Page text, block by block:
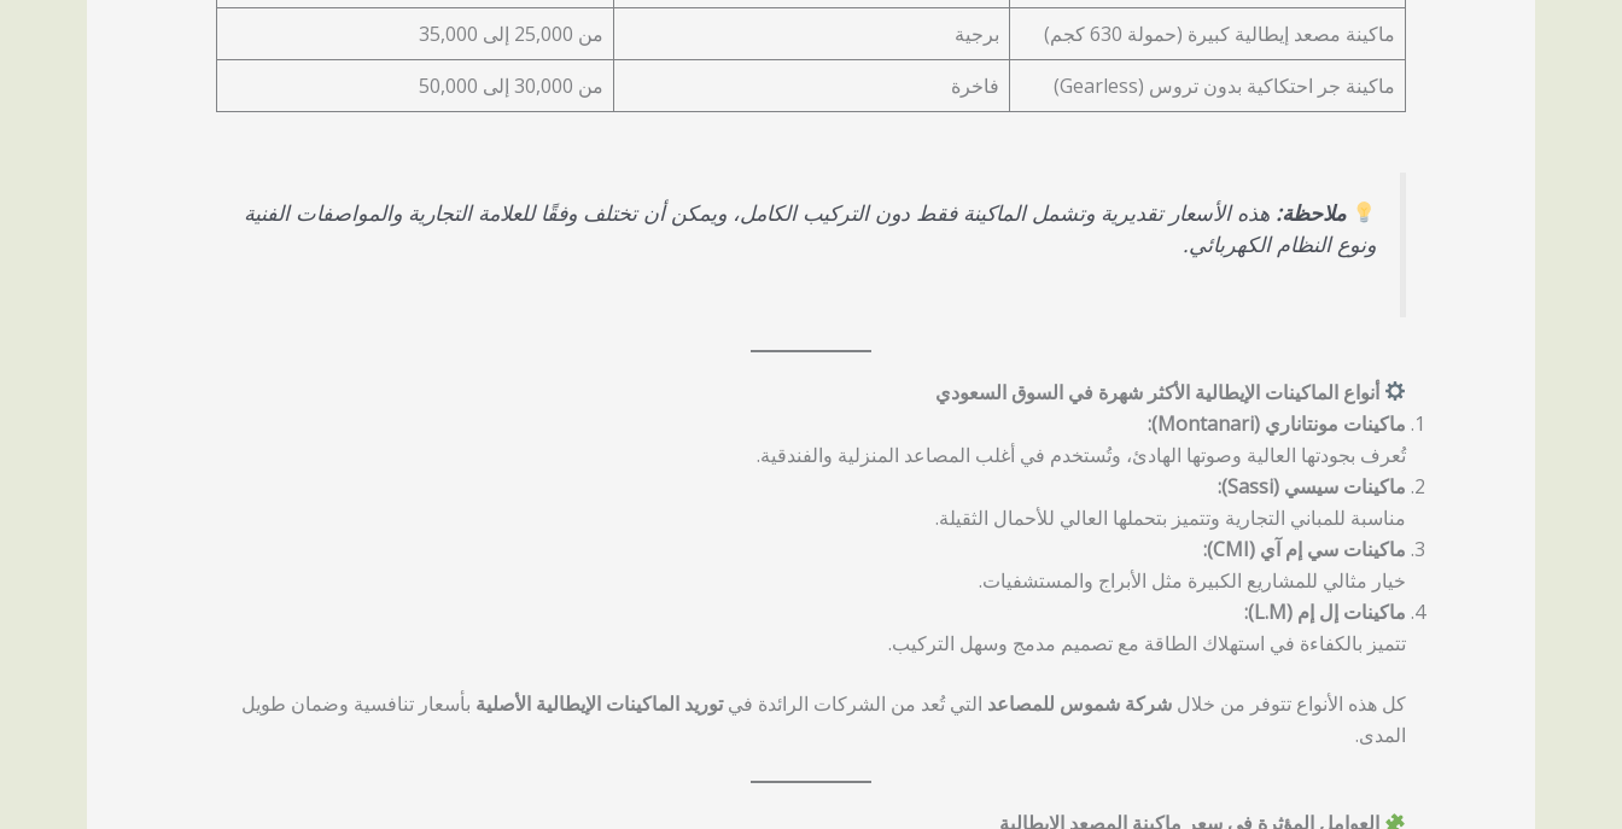
ماكينة مصعد إيطالية كبيرة (حمولة 630 كجم) برجية
من 25,000 إلى 35,000
ماكينة جر احتكاكية بدون تروس (Gearless)
فاخرة من 30,000 إلى 50,000
ملاحظة: هذه الأسعار تقديرية وتشمل الماكينة فقط دون التركيب الكامل، ويمكن أن تختلف وفقًا للعلامة التجارية والمواصفات الفنية
ونوع النظام الكهربائي.
أنواع الماكينات الإيطالية الأكثر شهرة في السوق السعودي
ماكينات مونتاناري (Montanari):
تُعرف بجودتها العالية وصوتها الهادئ، وتُستخدم في أغلب المصاعد المنزلية والفندقية.
ماكينات سيسي (Sassi):
مناسبة للمباني التجارية وتتميز بتحملها العالي للأحمال الثقيلة.
ماكينات سي إم آي (CMI):
خيار مثالي للمشاريع الكبيرة مثل الأبراج والمستشفيات.
ماكينات إل إم (L.M):
تتميز بالكفاءة في استهلاك الطاقة مع تصميم مدمج وسهل التركيب.
كل هذه الأنواع تتوفر من خلال شركة شموس للمصاعد التي تُعد من الشركات الرائدة فيتوريد الماكينات الإيطالية الأصلية بأسعار تنافسية وضمان طويل
المدى.
العوامل المؤثرة في سعر ماكينة المصعد الإيطالية